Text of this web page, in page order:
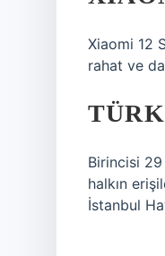
Xiaomi 12
rahat ve
Birincisi 29
halkın
İstanbul